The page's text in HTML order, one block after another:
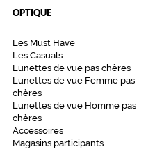
OPTIQUE
Les Must Have
Les Casuals
Lunettes de vue pas chères
Lunettes de vue Femme pas
chères
Lunettes de vue Homme pas
chères
Accessoires
Magasins participants